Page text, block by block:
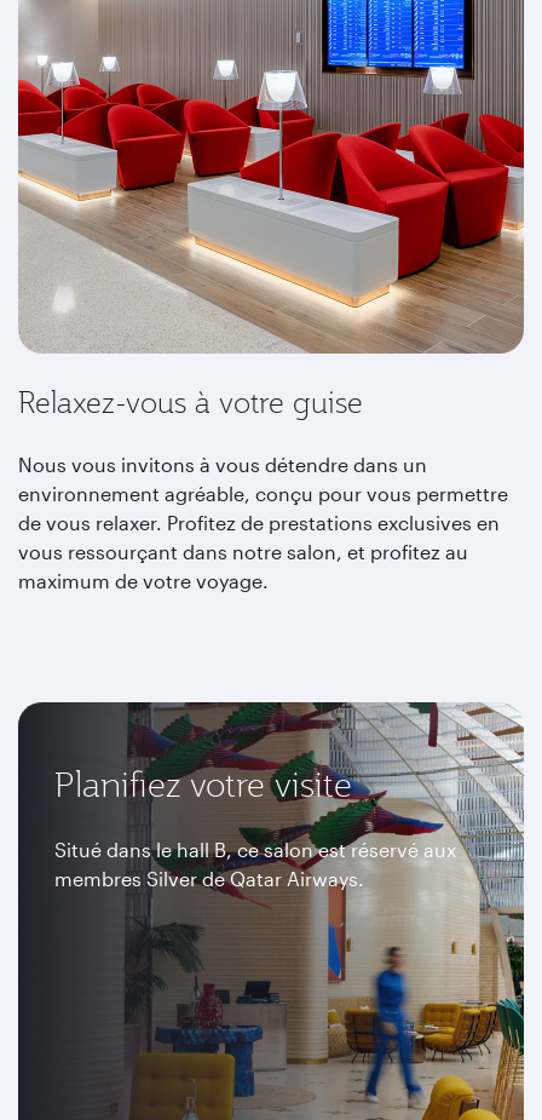
Relaxez-vous à votre guise
Nous vous invitons à vous détendre dans un
environnement agréable, conçu pour vous permettre
de vous relaxer. Profitez de prestations exclusives en
vous ressourçant dans notre salon, et profitez au
maximum de votre voyage.
Planifiez votre visite
Situé dans le hall B, ce salon est réservé aux
membres Silver de Qatar Airways.